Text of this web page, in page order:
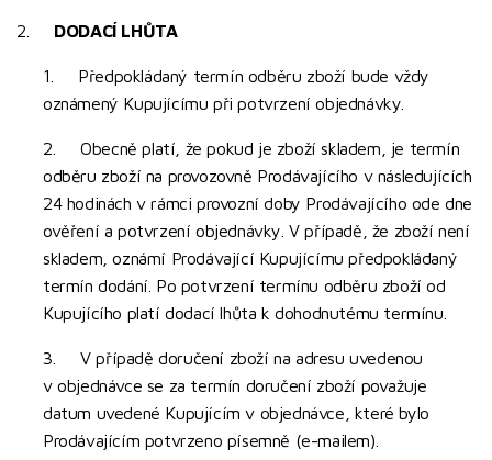
2. DODACÍ LHŮTA
1. Předpokládaný termín odběru zboží bude vždy
oznámený Kupujícímu při potvrzení objednávky.
2. Obecně platí, že pokud je zboží skladem, je termín
odběru zboží na provozovně Prodávajícího v následujících
24 hodinách v rámci provozní doby Prodávajícího ode dne
ověření a potvrzení objednávky. V případě, že zboží není
skladem, oznámí Prodávající Kupujícímu předpokládaný
termín dodání. Po potvrzení termínu odběru zboží od
Kupujícího platí dodací lhůta k dohodnutému termínu.
3. V případě doručení zboží na adresu uvedenou
v objednávce se za termín doručení zboží považuje
datum uvedené Kupujícím v objednávce, které bylo
Prodávajícím potvrzeno písemně (e-mailem).